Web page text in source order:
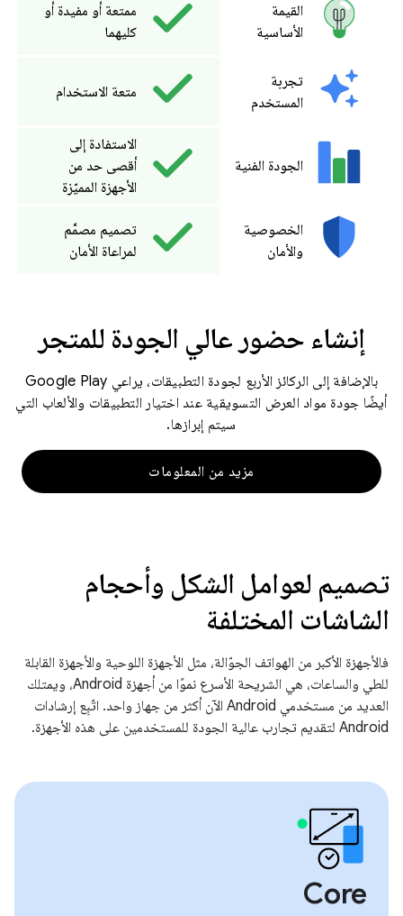
القيمة
الأساسية
ممتعة أو مفيدة أو
كليهما
تجربة
المستخدم
متعة الاستخدام
الجودة الفنية
الاستفادة إلى
أقصى حد من
الأجهزة المميّزة
الخصوصية
والأمان
تصميم مصمَّم
لمراعاة الأمان
إنشاء حضور عالي الجودة للمتجر
بالإضافة إلى الركائز الأربع لجودة التطبيقات، يراعي Google Play
أيضًا جودة مواد العرض التسويقية عند اختيار التطبيقات والألعاب التي
سيتم إبرازها.
مزيد من المعلومات
تصميم لعوامل الشكل وأحجام
الشاشات المختلفة
فالأجهزة الأكبر من الهواتف الجوّالة، مثل الأجهزة اللوحية والأجهزة القابلة
للطي والساعات، هي الشريحة الأسرع نموًا من أجهزة Android، ويمتلك
العديد من مستخدمي Android الآن أكثر من جهاز واحد. اتّبِع إرشادات
Android لتقديم تجارب عالية الجودة للمستخدمين على هذه الأجهزة.
Core